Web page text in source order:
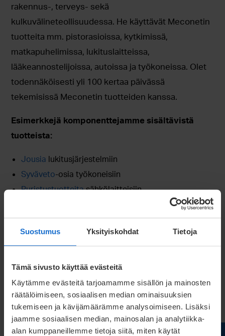
Suostumus Yksityiskohdat Tietoja
Tämä sivusto käyttää evästeitä
Käytämme evästeitä tarjoamamme sisällön ja mainosten
räätälöimiseen, sosiaalisen median ominaisuuksien
tukemiseen ja kävijämäärämme analysoimiseen. Lisäksi
jaamme sosiaalisen median, mainosalan ja analytiikka-
alan kumppaneillemme tietoja siitä, miten käytät
rakennus-, terveys- sekä
kulkuvälineteollisuudessa. He käyttävät Meconetin
tuotteita mm. pistorasioissa, kytkimissä,
matkapuhelimissa, lukituslaitteissa,
lääkeannostelijoissa, autoissa ja työkoneissa. Olet
todennäköisesti yli 100 kertaa päivässä
tekemisissä Meconetin tuotteiden kanssa.
Esimerkkejä komponenttejamme sisältävistä
tuotteista:
Jousia lukitusjärjestelmiin
Syväveto-osia työkoneisiin
Puristustuotteitasähkölaitteisiin
Historia ja arvot